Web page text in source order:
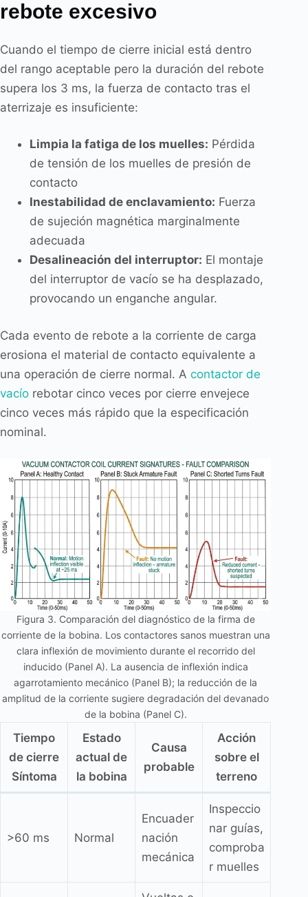
rebote excesivo
Cuando el tiempo de cierre inicial está dentro
del rango aceptable pero la duración del rebote
supera los 3 ms, la fuerza de contacto tras el
aterrizaje es insuficiente:
Limpia la fatiga de los muelles: Pérdida
de tensión de los muelles de presión de
contacto
Inestabilidad de enclavamiento: Fuerza
de sujeción magnética marginalmente
adecuada
Desalineación del interruptor: El montaje
del interruptor de vacío se ha desplazado,
provocando un enganche angular.
Cada evento de rebote a la corriente de carga
erosiona el material de contacto equivalente a
una operación de cierre normal. A contactor de
vacío rebotar cinco veces por cierre envejece
cinco veces más rápido que la especificación
nominal.
Figura 3. Comparación del diagnóstico de la firma de
corriente de la bobina. Los contactores sanos muestran una
clara inflexión de movimiento durante el recorrido del
inducido (Panel A). La ausencia de inflexión indica
agarrotamiento mecánico (Panel B); la reducción de la
amplitud de la corriente sugiere degradación del devanado
de la bobina (Panel C).
Tiempo
de cierre
Síntoma
Estado
actual de
la bobina
Causa
probable
Acción
sobre el
terreno
>60 ms Normal
Encuader
nación
mecánica
Inspeccio
nar guías,
comproba
r muelles